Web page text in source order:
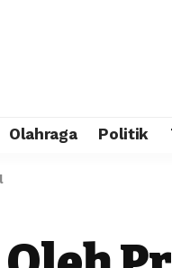
Olahraga Politik